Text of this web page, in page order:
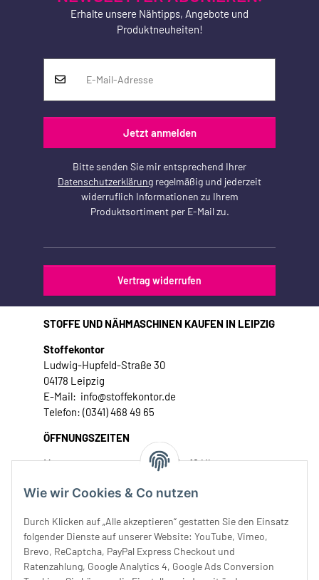
Wie wir Cookies & Co nutzen
Durch Klicken auf „Alle akzeptieren“ gestatten Sie den Einsatz
folgender Dienste auf unserer Website: YouTube, Vimeo,
Brevo, ReCaptcha, PayPal Express Checkout und
Ratenzahlung, Google Analytics 4, Google Ads Conversion
Erhalte unsere Nähtipps, Angebote und
Produktneuheiten!
Jetzt anmelden
Bitte senden Sie mir entsprechend Ihrer
Datenschutzerklärung regelmäßig und jederzeit
widerruflich Informationen zu Ihrem
Produktsortiment per E-Mail zu.
Vertrag widerrufen
STOFFE UND NÄHMASCHINEN KAUFEN IN LEIPZIG
Stoffekontor
Ludwig-Hupfeld-Straße 30
04178 Leipzig
E-Mail: info@stoffekontor.de
Telefon: (0341) 468 49 65
ÖFFNUNGSZEITEN
Montag:
10 - 16 Uhr
Mittwoch:
10 - 18 Uhr
Freitag:
10 - 18 Uhr
Samstag:
10 - 14 Uhr
Unser Service